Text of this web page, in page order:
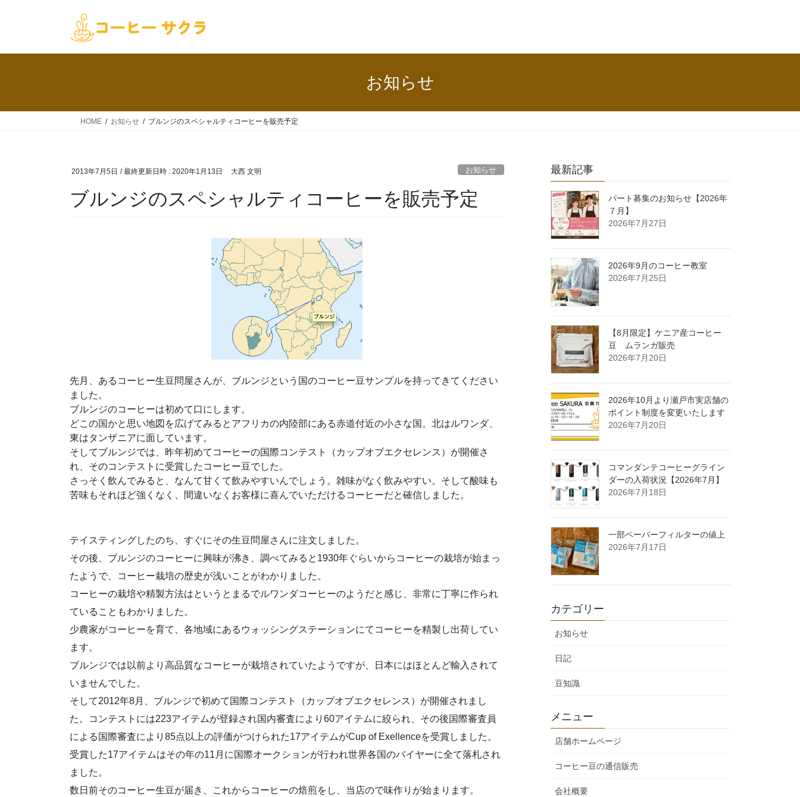
お知らせ
HOME お知らせ ブルンジのスペシャルティコーヒーを販売予定
2013年7月5日 / 最終更新日時 : 2020年1月13日 大西 文明 お知らせ
ブルンジのスペシャルティコーヒーを販売予定
先月、あるコーヒー生豆問屋さんが、ブルンジという国のコーヒー豆サンプルを持ってきてください
ました。
ブルンジのコーヒーは初めて口にします。
どこの国かと思い地図を広げてみるとアフリカの内陸部にある赤道付近の小さな国。北はルワンダ、
東はタンザニアに面しています。
そしてブルンジでは、昨年初めてコーヒーの国際コンテスト（カップオブエクセレンス）が開催さ
れ、そのコンテストに受賞したコーヒー豆でした。
さっそく飲んでみると、なんて甘くて飲みやすいんでしょう。雑味がなく飲みやすい。そして酸味も
苦味もそれほど強くなく、間違いなくお客様に喜んでいただけるコーヒーだと確信しました。
テイスティングしたのち、すぐにその生豆問屋さんに注文しました。
その後、ブルンジのコーヒーに興味が沸き、調べてみると1930年ぐらいからコーヒーの栽培が始まっ
たようで、コーヒー栽培の歴史が浅いことがわかりました。
コーヒーの栽培や精製方法はというとまるでルワンダコーヒーのようだと感じ、非常に丁寧に作られ
ていることもわかりました。
少農家がコーヒーを育て、各地域にあるウォッシングステーションにてコーヒーを精製し出荷してい
ます。
ブルンジでは以前より高品質なコーヒーが栽培されていたようですが、日本にはほとんど輸入されて
いませんでした。
そして2012年8月、ブルンジで初めて国際コンテスト（カップオブエクセレンス）が開催されまし
た。コンテストには223アイテムが登録され国内審査により60アイテムに絞られ、その後国際審査員
による国際審査により85点以上の評価がつけられた17アイテムがCup of Exellenceを受賞しました。
受賞した17アイテムはその年の11月に国際オークションが行われ世界各国のバイヤーに全て落札され
ました。
数日前そのコーヒー生豆が届き、これからコーヒーの焙煎をし、当店ので味作りが始まります。
最新記事
パート募集のお知らせ【2026年
７月】
2026年7月27日
2026年9月のコーヒー教室
2026年7月25日
【8月限定】ケニア産コーヒー
豆 ムランガ販売
2026年7月20日
2026年10月より瀬戸市実店舗の
ポイント制度を変更いたします
2026年7月20日
コマンダンテコーヒーグライン
ダーの入荷状況【2026年7月】
2026年7月18日
一部ペーパーフィルターの値上
2026年7月17日
カテゴリー
お知らせ
日記
豆知識
メニュー
店舗ホームページ
コーヒー豆の通信販売
会社概要